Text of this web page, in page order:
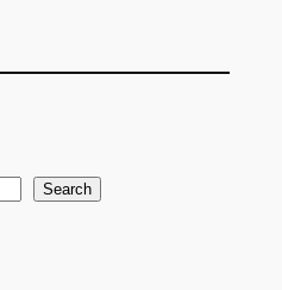
Search